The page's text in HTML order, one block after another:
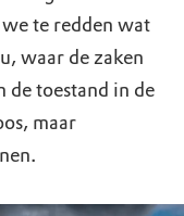
te redden wat
waar de zaken
toestand in de
maar